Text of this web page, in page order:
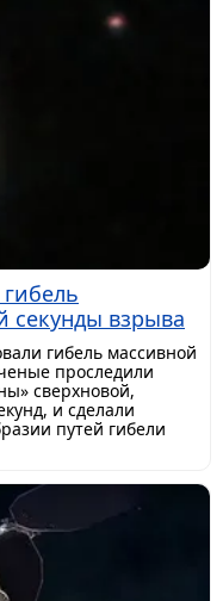
секунды взрыва
гибель массивной
проследили
сверхновой,
и сделали
путей гибели